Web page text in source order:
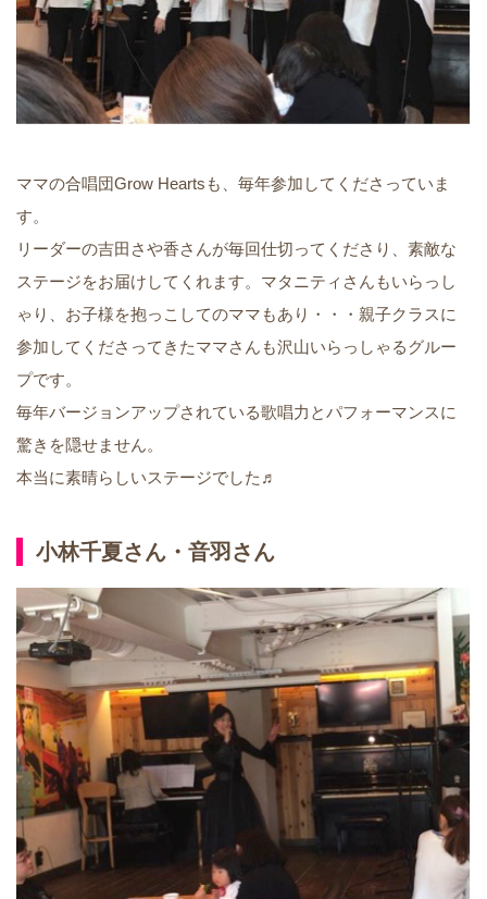
ママの合唱団Grow Heartsも、毎年参加してくださっていま
す。
リーダーの吉田さや香さんが毎回仕切ってくださり、素敵な
ステージをお届けしてくれます。マタニティさんもいらっし
ゃり、お子様を抱っこしてのママもあり・・・親子クラスに
参加してくださってきたママさんも沢山いらっしゃるグルー
プです。
毎年バージョンアップされている歌唱力とパフォーマンスに
驚きを隠せません。
本当に素晴らしいステージでした♬
小林千夏さん・音羽さん